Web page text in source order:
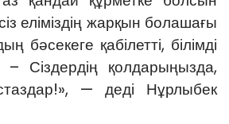
еліміздің жарқын болашағы
бәсекеге қабілетті, білімді
Сіздердің қолдарыңызда,
— деді Нұрлыбек